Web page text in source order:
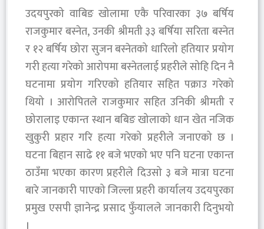
उदयपुरको वाबिङ खोलामा एकै परिवारका ३७ बर्षिय
राजकुमार बस्नेत, उनकी श्रीमती ३३ बर्षिया सरिता बस्नेत
र १२ बर्षिय छोरा सुजन बस्नेतको धारिलो हतियार प्रयोग
गरी हत्या गरेको आरोपमा बस्नेतलाई प्रहरीले सोहि दिन नै
घटनामा प्रयोग गरिएको हतियार सहित पक्राउ गरेको
थियो । आरोपितले राजकुमार सहित उनिकी श्रीमती र
छोरालाइ एकान्त स्थान बबिङ खोलाको धान खेत नजिक
खुकुरी प्रहार गरि हत्या गरेको प्रहरीले जनाएको छ ।
घटना बिहान साढे ११ बजे भएको भए पनि घटना एकान्त
ठाउँमा भएका कारण प्रहरीले दिउसो ३ बजे मात्रा घटना
बारे जानकारी पाएको जिल्ला प्रहरी कार्यालय उदयपुरका
प्रमुख एसपी ज्ञानेन्द्र प्रसाद फुँयालले जानकारी दिनुभयो